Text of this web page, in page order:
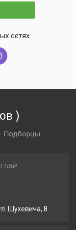
сетях
)
Подборцы
Шухевича, 8